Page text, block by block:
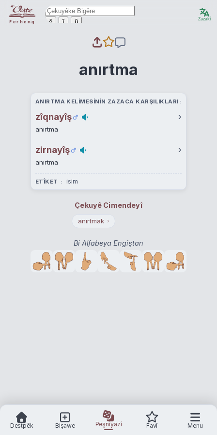
Ferheng ê î û Zazakî
anırtma
ANIRTMA KELIMESININ ZAZACA KARŞILIKLARI
zîqnayîş ›
anırtma
zirnayîş ›
anırtma
ETÎKET isim
Çekuyê Cimendeyî
anırtmak ›
Bi Alfabeya Engiştan
Destpêk Bişawe Peşnîyazî Favî Menu